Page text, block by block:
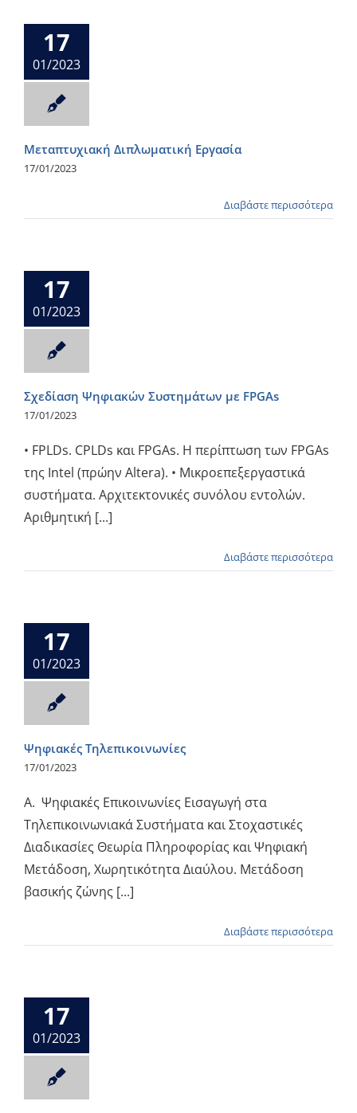
17
01/2023
Μεταπτυχιακή Διπλωματική Εργασία
17/01/2023
Διαβάστε περισσότερα
17
01/2023
Σχεδίαση Ψηφιακών Συστημάτων με FPGAs
17/01/2023
• FPLDs. CPLDs και FPGAs. Η περίπτωση των FPGAs
της Intel (πρώην Altera). • Μικροεπεξεργαστικά
συστήματα. Αρχιτεκτονικές συνόλου εντολών.
Αριθμητική [...]
Διαβάστε περισσότερα
17
01/2023
Ψηφιακές Τηλεπικοινωνίες
17/01/2023
Α. Ψηφιακές Επικοινωνίες Εισαγωγή στα
Τηλεπικοινωνιακά Συστήματα και Στοχαστικές
Διαδικασίες Θεωρία Πληροφορίας και Ψηφιακή
Μετάδοση, Χωρητικότητα Διαύλου. Μετάδοση
βασικής ζώνης [...]
Διαβάστε περισσότερα
17
01/2023